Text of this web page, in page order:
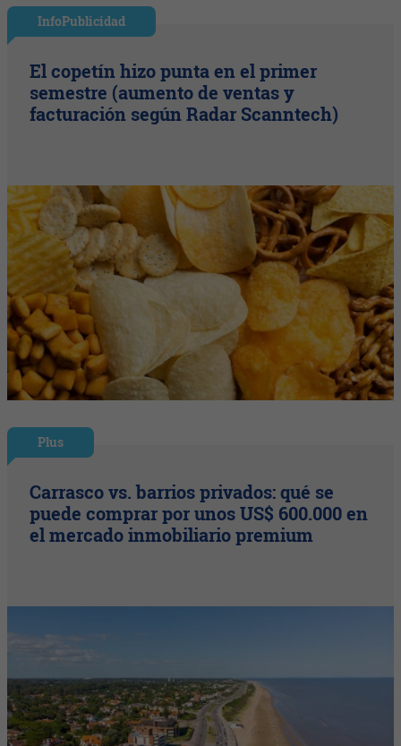
InfoPublicidad
El copetín hizo punta en el primer
semestre (aumento de ventas y
facturación según Radar Scanntech)
Plus
Carrasco vs. barrios privados: qué se
puede comprar por unos US$ 600.000 en
el mercado inmobiliario premium